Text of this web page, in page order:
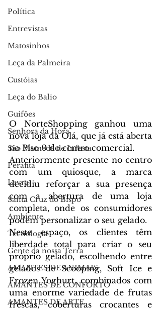
Política
Entrevistas
Matosinhos
Leça da Palmeira
Custóias
Leça do Balio
Guifões
Senhora da Hora
São Mamede de Infesta
Perafita
Lavra
Santa Cruz do Bispo
Ambiente
Tecnologia
Gente da nossa Terra
AMANTES DE ANIMAIS
AMANTES DE CONFORTO
AMANTES DE ARTE
O NorteShopping ganhou uma
nova loja da Olá, que já está aberta
no Piso 0 do centro comercial.
Anteriormente presente no centro
com um quiosque, a marca
decidiu reforçar a sua presença
com a abertura de uma loja
completa, onde os consumidores
podem personalizar o seu gelado.
Neste espaço, os clientes têm
liberdade total para criar o seu
próprio gelado, escolhendo entre
gelados de Scooping, Soft Ice e
Frozen Yoghurt, combinados com
uma enorme variedade de frutas
frescas, coberturas crocantes e